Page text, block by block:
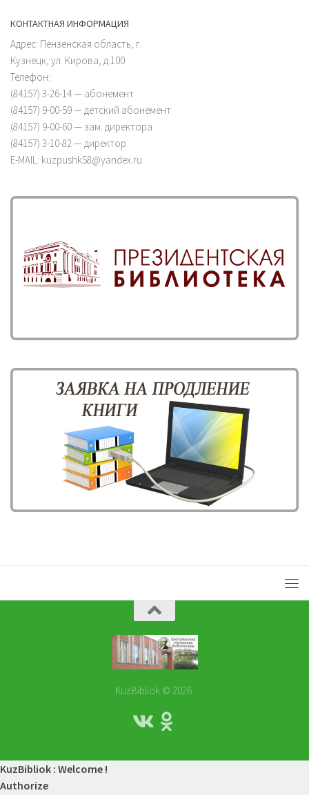
КОНТАКТНАЯ ИНФОРМАЦИЯ
Адрес: Пензенская область, г.
Кузнецк, ул. Кирова, д.100
Телефон:
(84157) 3-26-14 — абонемент
(84157) 9-00-59 — детский абонемент
(84157) 9-00-60 — зам. директора
(84157) 3-10-82 — директор
E-MAIL: kuzpushk58@yandex.ru
KuzBibliok © 2026.
KuzBibliok : Welcome !
Authorize